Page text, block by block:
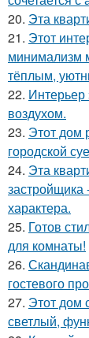
20. Эта
21. Этот
минимализм
тёплым,
22. Интерьер
воздухом.
23. Этот дом
городской
24. Эта
характера.
25. Готов
для комнаты!
26.
гостевого
27. Этот дом
светлый,